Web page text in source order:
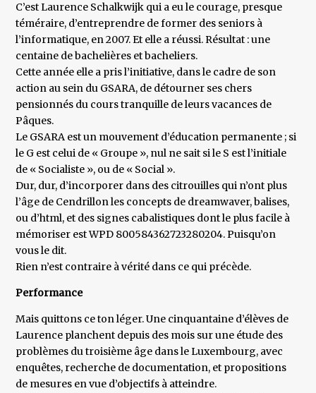
C’est Laurence Schalkwijk qui a eu le courage, presque
téméraire, d’entreprendre de former des seniors à
l’informatique, en 2007. Et elle a réussi. Résultat : une
centaine de bachelières et bacheliers.
Cette année elle a pris l’initiative, dans le cadre de son
action au sein du GSARA, de détourner ses chers
pensionnés du cours tranquille de leurs vacances de
Pâques.
Le GSARA est un mouvement d’éducation permanente ; si
le G est celui de « Groupe », nul ne sait si le S est l’initiale
de « Socialiste », ou de « Social ».
Dur, dur, d’incorporer dans des citrouilles qui n’ont plus
l’âge de Cendrillon les concepts de dreamwaver, balises,
ou d’html, et des signes cabalistiques dont le plus facile à
mémoriser est WPD 800584362723280204. Puisqu’on
vous le dit.
Rien n’est contraire à vérité dans ce qui précède.
Performance
Mais quittons ce ton léger. Une cinquantaine d’élèves de
Laurence planchent depuis des mois sur une étude des
problèmes du troisième âge dans le Luxembourg, avec
enquêtes, recherche de documentation, et propositions
de mesures en vue d’objectifs à atteindre.